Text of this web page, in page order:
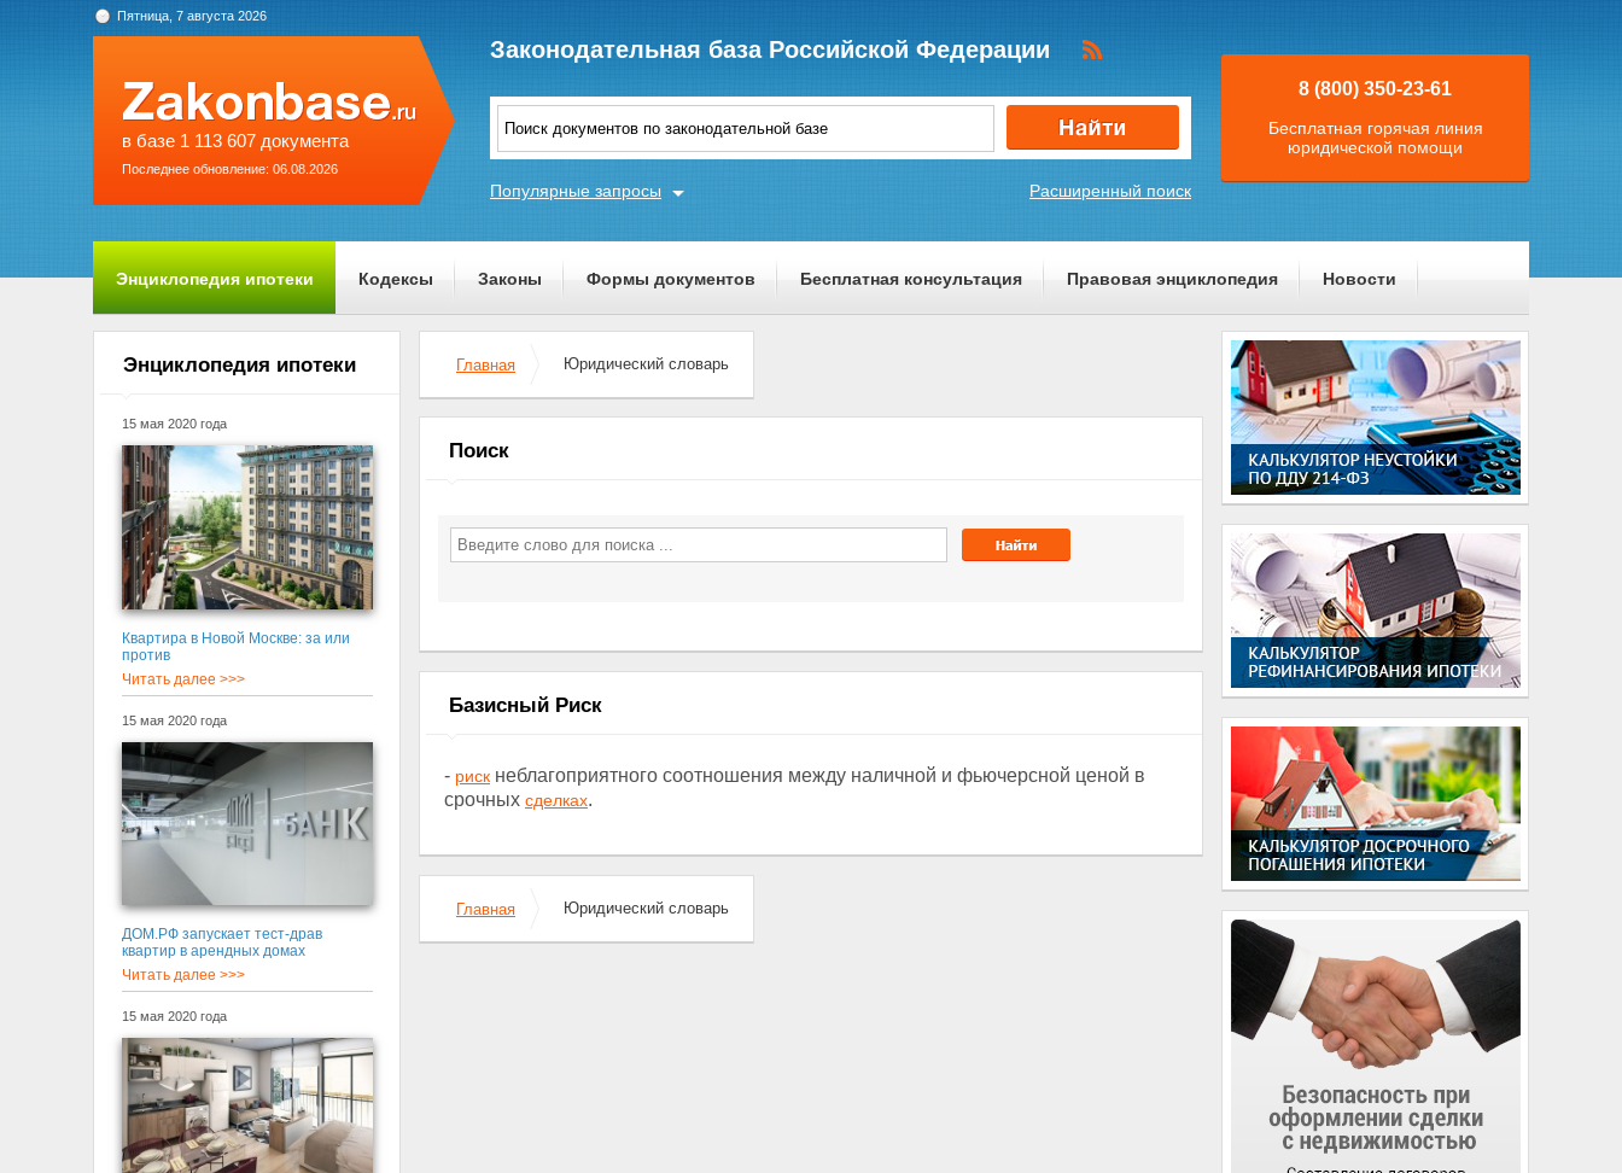
Пятница, 7 августа 2026
в базе 1 113 607 документа
Последнее обновление: 06.08.2026
Законодательная база Российской Федерации
Расширенный поиск
Популярные запросы
8 (800) 350-23-61
Бесплатная горячая линия
юридической помощи
Энциклопедия ипотеки Кодексы Законы Формы документов Бесплатная консультация Правовая энциклопедия Новости
О проекте
Энциклопедия ипотеки
15 мая 2020 года
Квартира в Новой Москве: за или
против
Читать далее >>>
15 мая 2020 года
ДОМ.РФ запускает тест-драв
квартир в арендных домах
Читать далее >>>
15 мая 2020 года
Главная Юридический словарь
Поиск
Базисный Риск
- риск неблагоприятного соотношения между наличной и фьючерсной ценой в
срочных сделках.
Главная Юридический словарь